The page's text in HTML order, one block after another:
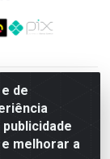
de
melhorar a
do
Fatima - São
0001-